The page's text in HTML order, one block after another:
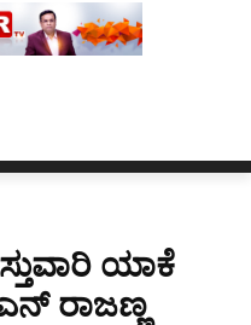
ಆಸ್ಟ್ರೇಲಿಯಾದಲ್ಲಿ ಚಂದಾದಾರಿಕೆ
ಯಾಕೆ
ರಾಜಣ್ಣ